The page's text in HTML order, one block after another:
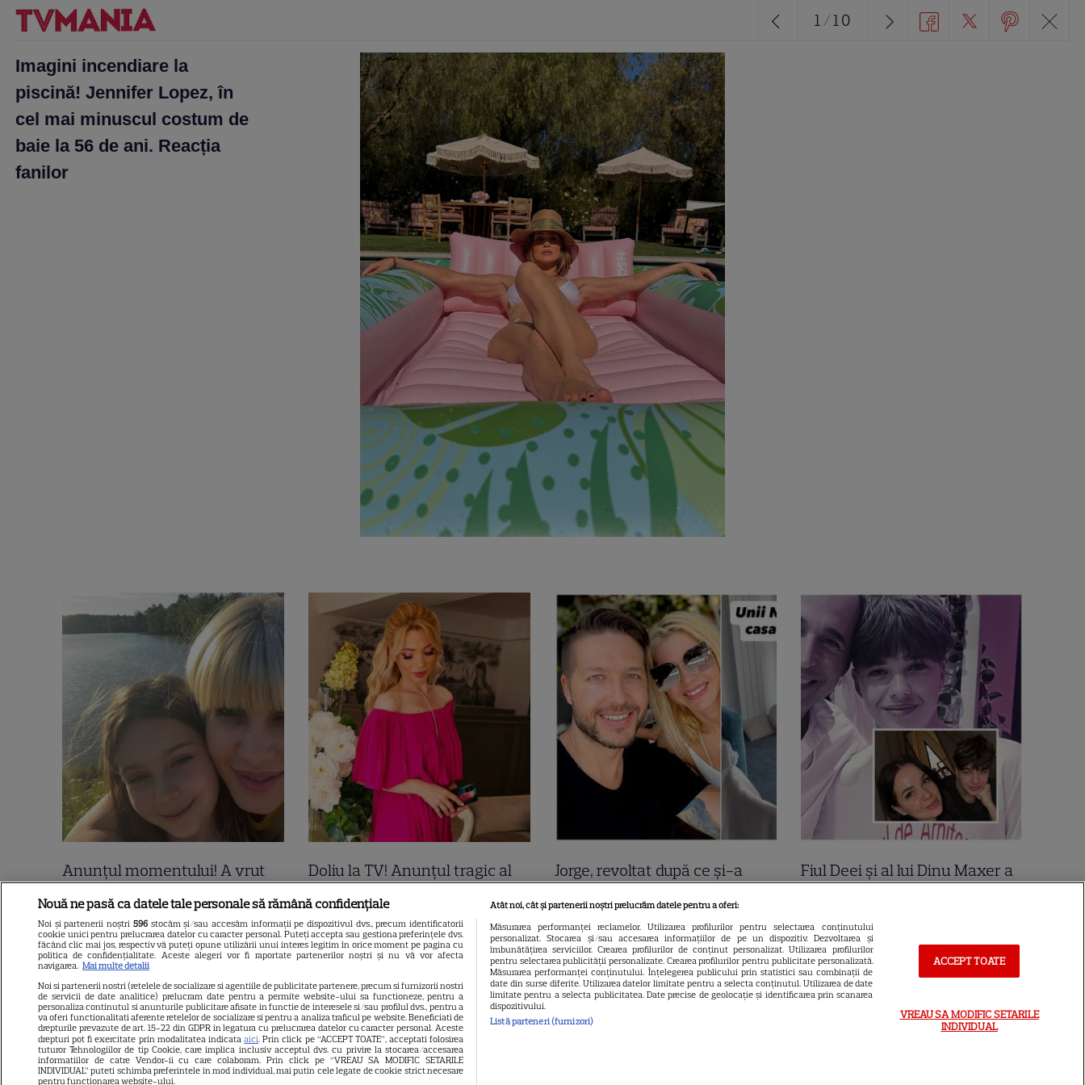
Imagini incendiare la
piscină! Jennifer Lopez, în
cel mai minuscul costum de
baie la 56 de ani. Reacția
fanilor
1/10
Anunțul momentului! A vrut
să se știe de la ea! Elena Udrea
și Adrian Alexandrov, după 10
ani de relație și un copil rupt
din soare au...
Doliu la TV! Anunțul tragic al
dimineții a venit acum și
frânge inimi! A murit subit
prezentatoarea TV care ani de
zile ne-a adus știri de pe
Litoral
Jorge, revoltat după ce și-a
devastat. Ce au lăsat în urmă
turiștii este strigător la Cer
Fiul Deei și al lui Dinu Maxer a
din București. Andreas, admis
fără meditații, cu note maxime
Nouă ne pasă ca datele tale personale să rămână confidențiale
Noi și partenerii noștri 596stocăm și/sau accesăm informații pe dispozitivul dvs., precum identificatorii
cookie unici pentru prelucrarea datelor cu caracter personal. Puteți accepta sau gestiona preferințele dvs.
făcând clic mai jos, respectiv vă puteți opune utilizării unui interes legitim în orice moment pe pagina cu
politica de confidențialitate. Aceste alegeri vor fi raportate partenerilor noștri și nu vă vor afecta
navigarea. Mai multe detalii
Noi si partenerii nostri (retelele de socializare si agentiile de publicitate partenere, precum si furnizorii nostri
de servicii de date analitice) prelucram date pentru a permite website-ului sa functioneze, pentru a
personaliza continutul si anunturile publicitare afisate in functie de interesele si/sau profilul dvs., pentru a
va oferi functionalitati aferente retelelor de socializare si pentru a analiza traficul pe website. Beneficiati de
drepturile prevazute de art. 15-22 din GDPR in legatura cu prelucrarea datelor cu caracter personal. Aceste
drepturi pot fi exercitate prin modalitatea indicataaici. Prin click pe “ACCEPT TOATE”, acceptati folosirea
tuturor Tehnologiilor de tip Cookie, care implica inclusiv acceptul dvs. cu privire la stocarea/accesarea
informatiilor de catre Vendor-ii cu care colaboram. Prin click pe “VREAU SA MODIFIC SETARILE
INDIVIDUAL” puteti schimba preferintele in mod individual, mai putin cele legate de cookie strict necesare
pentru functionarea website-ului.
Atât noi, cât și partenerii noștri prelucrăm datele pentru a oferi:
Măsurarea performanței reclamelor. Utilizarea profilurilor pentru selectarea conținutului
personalizat. Stocarea și/sau accesarea informațiilor de pe un dispozitiv. Dezvoltarea și
îmbunătățirea serviciilor. Crearea profilurilor de conținut personalizat. Utilizarea profilurilor
pentru selectarea publicității personalizate. Crearea profilurilor pentru publicitate personalizată.
Măsurarea performanței conținutului. Înțelegerea publicului prin statistici sau combinații de
date din surse diferite. Utilizarea datelor limitate pentru a selecta conținutul. Utilizarea de date
limitate pentru a selecta publicitatea. Date precise de geolocație și identificarea prin scanarea
dispozitivului.
Listă parteneri (furnizori)
ACCEPT TOATE
VREAU SA MODIFIC SETARILE
INDIVIDUAL